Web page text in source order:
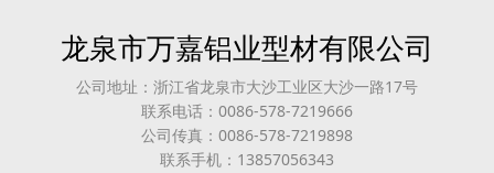
龙泉市万嘉铝业型材有限公司
公司地址：浙江省龙泉市大沙工业区大沙一路17号
联系电话：0086-578-7219666
公司传真：0086-578-7219898
联系手机：13857056343